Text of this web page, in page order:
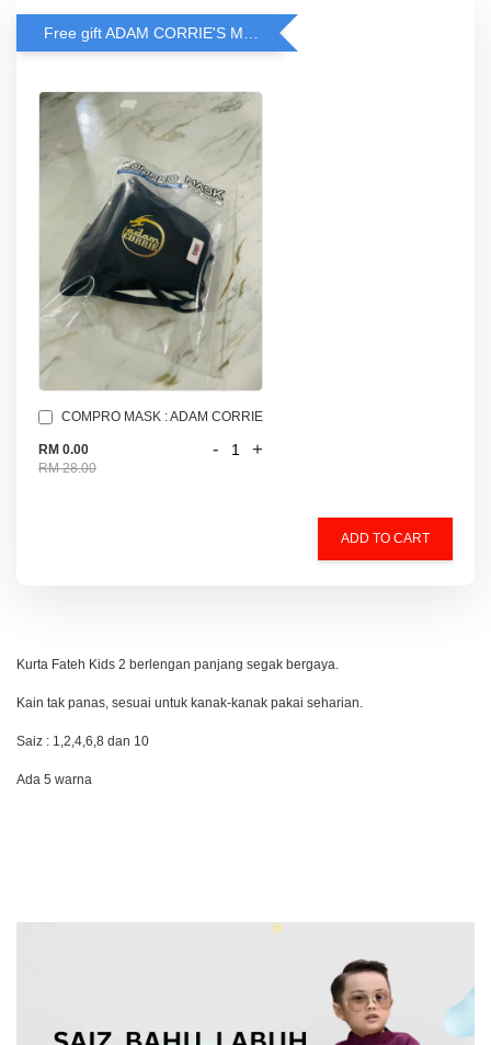
Free gift ADAM CORRIE'S MASK when spend RM200 and above
COMPRO MASK : ADAM CORRIE
RM 0.00
RM 28.00
- +
ADD TO CART
Kurta Fateh Kids 2 berlengan panjang segak bergaya.
Kain tak panas, sesuai untuk kanak-kanak pakai seharian.
Saiz : 1,2,4,6,8 dan 10
Ada 5 warna